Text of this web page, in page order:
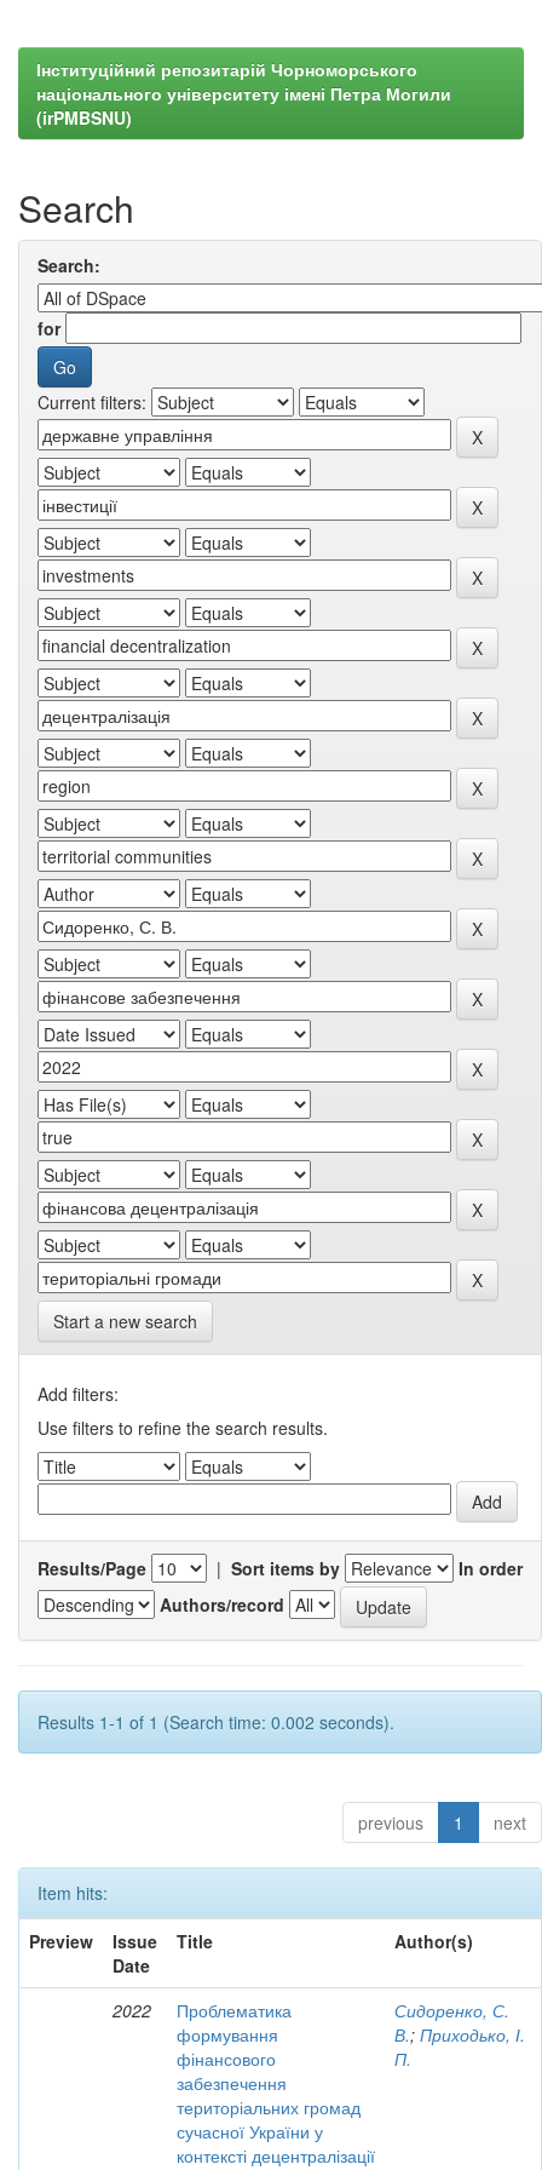
Інституційний репозитарій Чорноморського
національного університету імені Петра Могили
(irPMBSNU)
Search
Search:
for
Current filters:
Start a new search
Add filters:
Use filters to refine the search results.
Results/Page | Sort items by
In order
Authors/record
Results 1-1 of 1 (Search time: 0.002 seconds).
previous 1 next
Item hits:
Preview
Issue
Date
Title Author(s)
2022
Проблематика
формування
фінансового
забезпечення
територіальних громад
сучасної України у
контексті децентралізації
Сидоренко, С.
В.; Приходько, І.
П.